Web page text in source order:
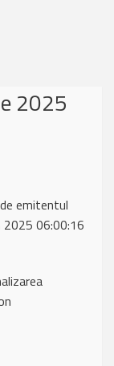
2025
emitentul
2025 06:00:16